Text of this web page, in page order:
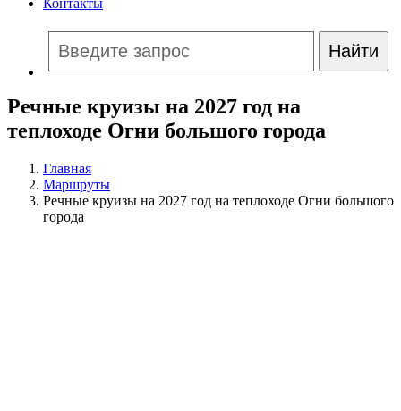
Контакты
Речные круизы на 2027 год на
теплоходе Огни большого города
Главная
Маршруты
Речные круизы на 2027 год на теплоходе Огни большого
города